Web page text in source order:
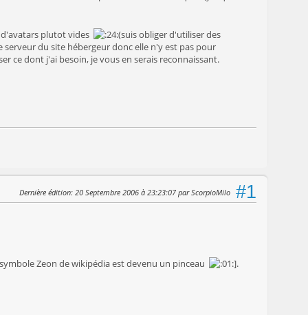
plutot vides
(suis obliger d'utiliser des
serveur du site hébergeur donc elle n'y est pas pour
ce dont j'ai besoin, je vous en serais reconnaissant.
#1
Dernière édition: 20 Septembre 2006 à 23:23:07 par ScorpioMilo
Zeon de wikipédia est devenu un pinceau ].